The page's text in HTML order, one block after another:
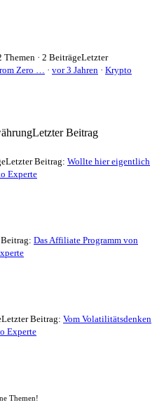
Themen · 2 BeiträgeLetzter
Zero … · vor 3 Jahren · Krypto
Letzter Beitrag
Letzter Beitrag: Wollte hier eigentlich
Experte
Das Affiliate Programm von
Letzter Beitrag: Vom Volatilitätsdenken
Experte
Themen!